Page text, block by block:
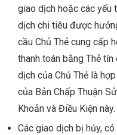
giao dịch hoặc các yếu
dịch chi tiêu được
cầu Chủ Thẻ cung cấp
thanh toán bằng Thẻ
dịch của Chủ Thẻ là
của Bản Chấp Thuận
Khoản và Điều Kiện này.
Các giao dịch bị hủy,